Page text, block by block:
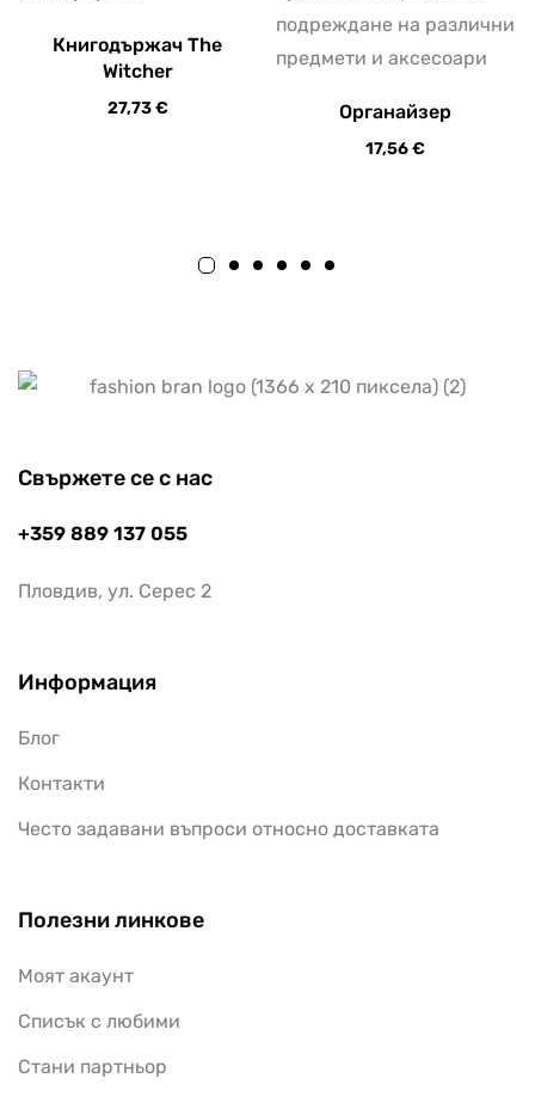
Книгодържач The
Witcher
27,73€ Органайзер
17,56€
Свържете се с нас
+359 889 137 055
Пловдив, ул. Серес 2
Информация
Блог
Контакти
Често задавани въпроси относно доставката
Полезни линкове
Моят акаунт
Списък с любими
Стани партньор